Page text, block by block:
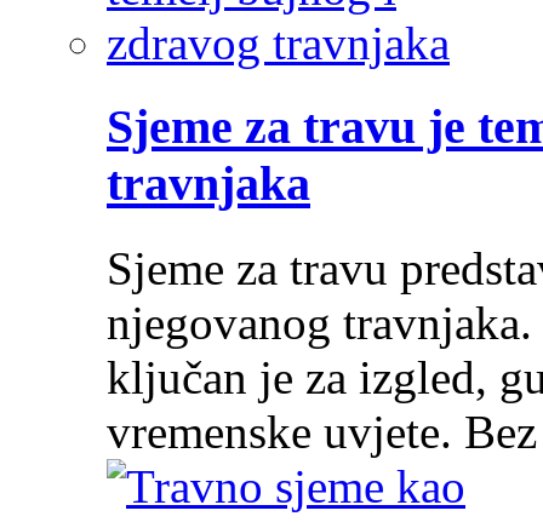
Sjeme za travu je
travnjaka
Sjeme za travu
njegovanog
ključan je za izgled,
vremenske uvjete.